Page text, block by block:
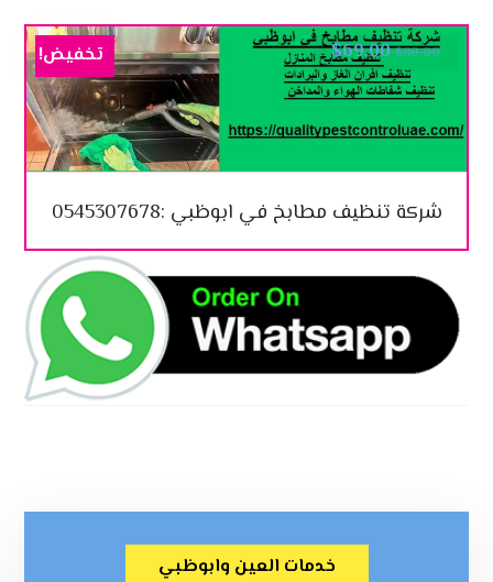
شركة تنظيف مطابخ في ابوظبي :0545307678
$80.00
$69.00 تخفيض!
خدمات العين وابوظبي